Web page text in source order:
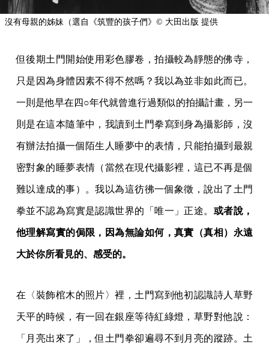
沒有母親的姊妹（選自《筑豐的孩子們》©︎ 大田出版 提供
但後期土門開始使用彩色膠卷，拍攝較為靜態的佛寺，
只是因為身體因素不得不然嗎？我以為並非如此而已。
一則是他早在四○年代就曾進行過類似的拍攝計畫，另一
則是在這本隨筆中，我讀到土門拳寫到身為攝影師，沒
有辦法拍攝一個陌生人睡夢中的表情，只能拍攝到最親
密對象的睡夢表情（當然在現代攝影裡，這已不再是個
難以達成的事）。我以為這彷彿一個象徵，說出了土門
拳並不認為寫實是認識世界的「唯一」正途。 或者說，
他理解寫實的侷限，因為無論如何，真實（真相）永遠
大於你所看見的、感受的。
在〈裝飾棺木的照片〉裡，土門寫到他初認識詩人草野
天平的時候，有一回在銀座等待紅綠燈，草野對他說：
「月亮出來了」，但土門拳卻遍尋不到月亮的蹤跡。土